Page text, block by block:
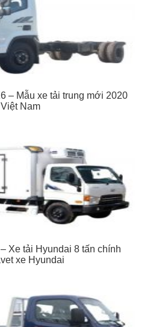
– Mẫu xe tải trung mới 2020
Nam
Xe tải Hyundai 8 tấn chính
xe Hyundai